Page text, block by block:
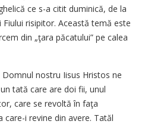
ce s-a citit duminică, de la
risipitor. Această temă este
din „ţara păcatului” pe calea
nostru Iisus Hristos ne
tată care are doi fii, unul
care se revoltă în faţa
i revine din avere. Tatăl